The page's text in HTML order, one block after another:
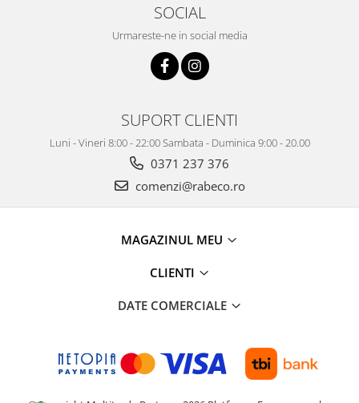
SOCIAL
Urmareste-ne in social media
SUPORT CLIENTI
Luni - Vineri 8:00 - 22:00 Sambata - Duminica 9:00 - 20.00
0371 237 376
comenzi@rabeco.ro
MAGAZINUL MEU
CLIENTI
DATE COMERCIALE